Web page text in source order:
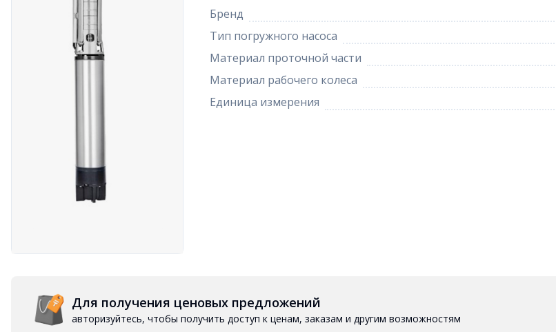
Бренд
Тип погружного насоса
Материал проточной части
Материал рабочего колеса
Единица измерения
Для получения ценовых предложений
авторизуйтесь, чтобы получить доступ к ценам, заказам и другим возможностям